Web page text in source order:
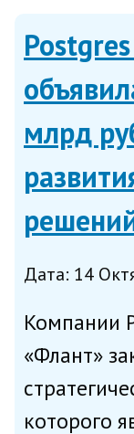
млрд
Дата: 14
Компании
«Флант»
которого